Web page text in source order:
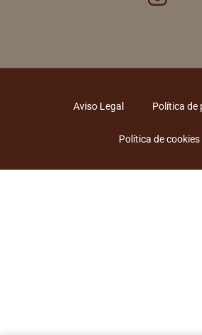
Aviso Legal Política de
Política de cookies